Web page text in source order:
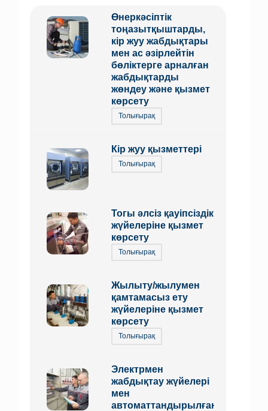
Өнеркәсіптік
тоңазытқыштарды,
кір жуу жабдықтары
мен ас әзірлейтін
бөліктерге арналған
жабдықтарды
жөндеу және қызмет
көрсету
Толығырақ
Кір жуу қызметтері
Толығырақ
Тогы әлсіз қауіпсіздік
жүйелеріне қызмет
көрсету
Толығырақ
Жылыту/жылумен
қамтамасыз ету
жүйелеріне қызмет
көрсету
Толығырақ
Электрмен
жабдықтау жүйелері
мен
автоматтандырылған